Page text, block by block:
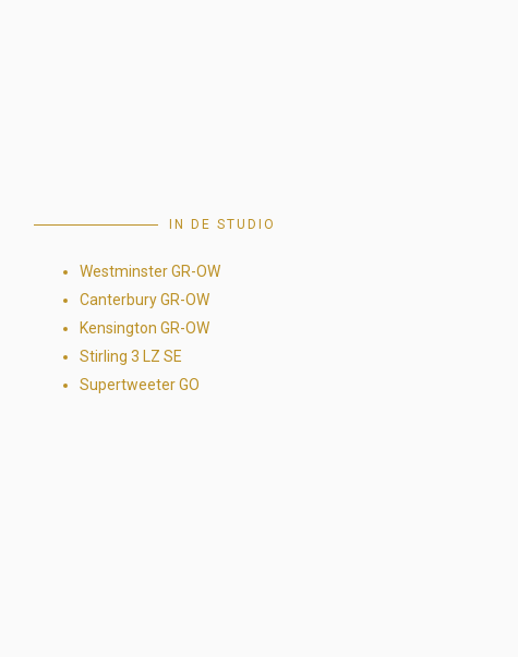
IN DE STUDIO
Westminster GR-OW
Canterbury GR-OW
Kensington GR-OW
Stirling 3 LZ SE
Supertweeter GO